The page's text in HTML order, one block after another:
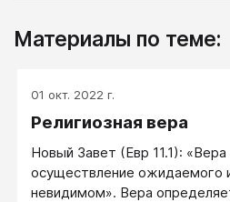
Материалы по теме:
01 окт. 2022 г.
Религиозная вера
Новый Завет (Евр 11.1):
осуществление ожидаемого
невидимом». Вера